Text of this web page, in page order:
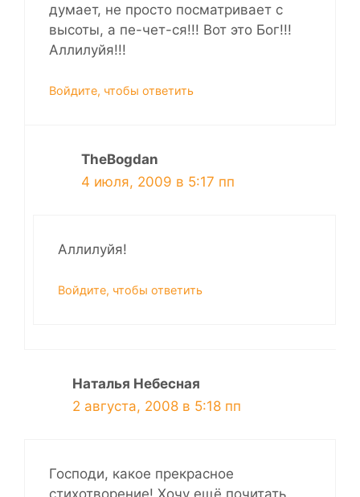
думает, не просто посматривает с
высоты, а пе-чет-ся!!! Вот это Бог!!!
Аллилуйя!!!
Войдите, чтобы ответить
TheBogdan
4 июля, 2009 в 5:17 пп
Аллилуйя!
Войдите, чтобы ответить
Наталья Небесная
2 августа, 2008 в 5:18 пп
Господи, какое прекрасное
стихотворение! Хочу ещё почитать